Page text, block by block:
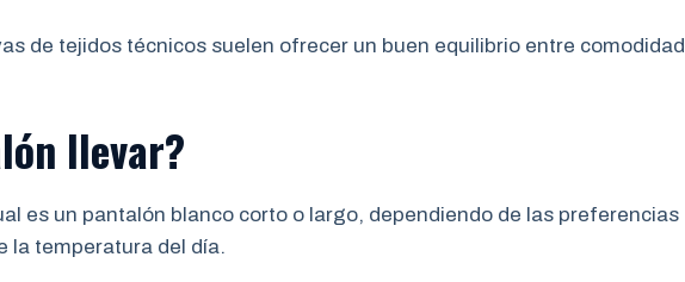
de tejidos técnicos suelen ofrecer un buen equilibrio entre comodidad
llevar?
es un pantalón blanco corto o largo, dependiendo de las preferencias
la temperatura del día.